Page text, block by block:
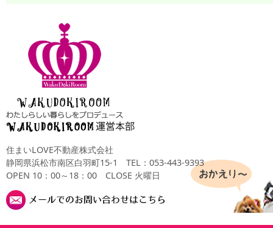
住まいLOVE不動産株式会社
静岡県浜松市南区白羽町15-1 TEL：053-443-9393
OPEN 10：00～18：00 CLOSE 火曜日